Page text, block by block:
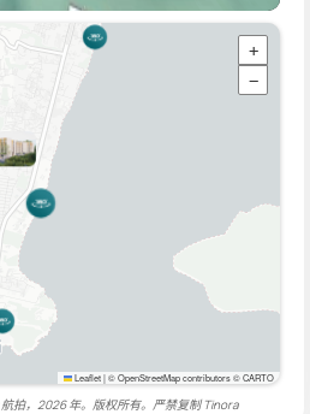
+
−
Leaflet|© OpenStreetMap contributors © CARTO
拍，2026 年。版权所有。严禁复制Tinora